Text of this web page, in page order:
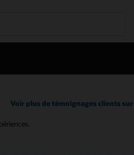
Voir plus de témoignages clients sur